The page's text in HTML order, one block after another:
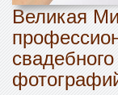
Великая